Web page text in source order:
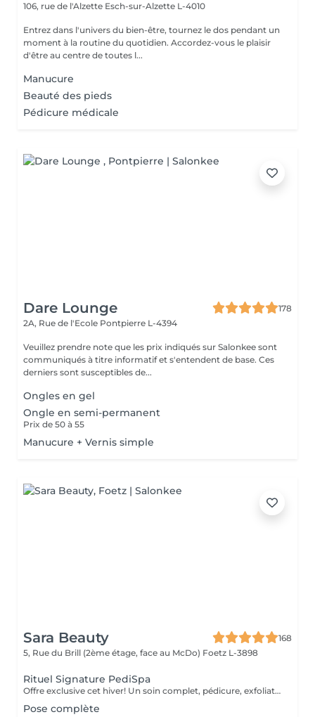
106, rue de l'Alzette Esch-sur-Alzette L-4010
Entrez dans l'univers du bien-être, tournez le dos pendant un
moment à la routine du quotidien. Accordez-vous le plaisir
d'être au centre de toutes l...
Manucure
Beauté des pieds
Pédicure médicale
Dare Lounge
178
2A, Rue de l'Ecole Pontpierre L-4394
Veuillez prendre note que les prix indiqués sur Salonkee sont
communiqués à titre informatif et s'entendent de base. Ces
derniers sont susceptibles de...
Ongles en gel
Ongle en semi-permanent
Prix de 50 à 55
Manucure + Vernis simple
Sara Beauty
168
5, Rue du Brill (2ème étage, face au McDo) Foetz L-3898
Rituel Signature PediSpa
Offre exclusive cet hiver! Un soin complet, pédicure, exfoliation et masque nourrissant et bain à remous pour une douceur absolue. Un moment cocooning, réconfortant, idéal pour l'hiver. La version avec pause de semi permanent pour des pieds soignés est éclatant tout l'hiver
Pose complète